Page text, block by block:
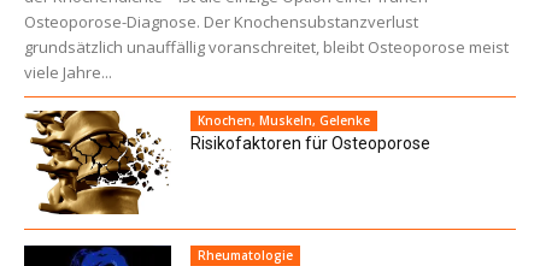
Osteoporose-Diagnose. Der Knochensubstanzverlust
grundsätzlich unauffällig voranschreitet, bleibt Osteoporose meist
viele Jahre...
Knochen, Muskeln, Gelenke
Risikofaktoren für Osteoporose
Rheumatologie